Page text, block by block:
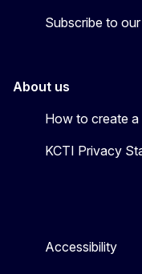
Subscribe to
About us
How to create
KCTI Privacy
Accessibility